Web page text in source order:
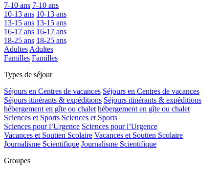
7-10 ans 7-10 ans
10-13 ans 10-13 ans
13-15 ans 13-15 ans
16-17 ans 16-17 ans
18-25 ans 18-25 ans
Adultes Adultes
Familles Familles
Types de séjour
Séjours en Centres de vacances Séjours en Centres de vacances
Séjours itinérants & expéditions Séjours itinérants & expéditions
hébergement en gîte ou chalet hébergement en gîte ou chalet
Sciences et Sports Sciences et Sports
Sciences pour l’Urgence Sciences pour l’Urgence
Vacances et Soutien Scolaire Vacances et Soutien Scolaire
Journalisme Scientifique Journalisme Scientifique
Groupes